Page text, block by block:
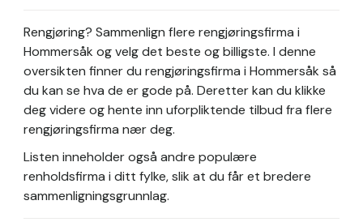
Rengjøring? Sammenlign flere rengjøringsfirma i
Hommersåk og velg det beste og billigste. I denne
oversikten finner du rengjøringsfirma i Hommersåk så
du kan se hva de er gode på. Deretter kan du klikke
deg videre og hente inn uforpliktende tilbud fra flere
rengjøringsfirma nær deg.
Listen inneholder også andre populære
renholdsfirma i ditt fylke, slik at du får et bredere
sammenligningsgrunnlag.